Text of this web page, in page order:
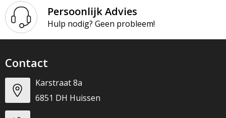
Persoonlijk Advies
Hulp nodig? Geen probleem!
Contact
Karstraat 8a
6851 DH Huissen